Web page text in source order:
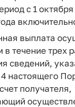
с 1
выплата
течение трех
сведений,
настоящего
получателя,